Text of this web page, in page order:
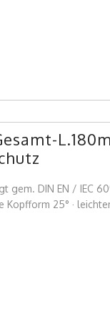
gem. DIN EN / IEC
Kopfform 25° ·